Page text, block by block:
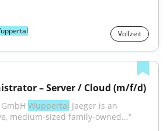
Vollzeit
– Server / Cloud (m/f/d)
Wuppertal Jaeger is an
medium-sized family-owned..."